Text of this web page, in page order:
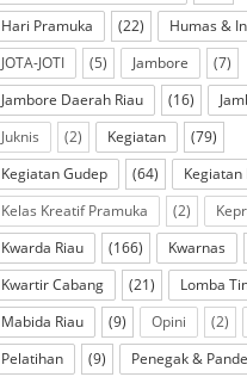
Hari Pramuka
(22) Humas &
JOTA-JOTI
(5) Jambore
(7)
Jambore Daerah Riau
(16)
Juknis
(2) Kegiatan
(79)
Kegiatan Gudep
(64)
Kelas Kreatif Pramuka
(2)
Kwarda Riau
(166) Kwarnas
Kwartir Cabang
(21) Lomba
Mabida Riau
(9) Opini (2)
Pelatihan
(9) Penegak &